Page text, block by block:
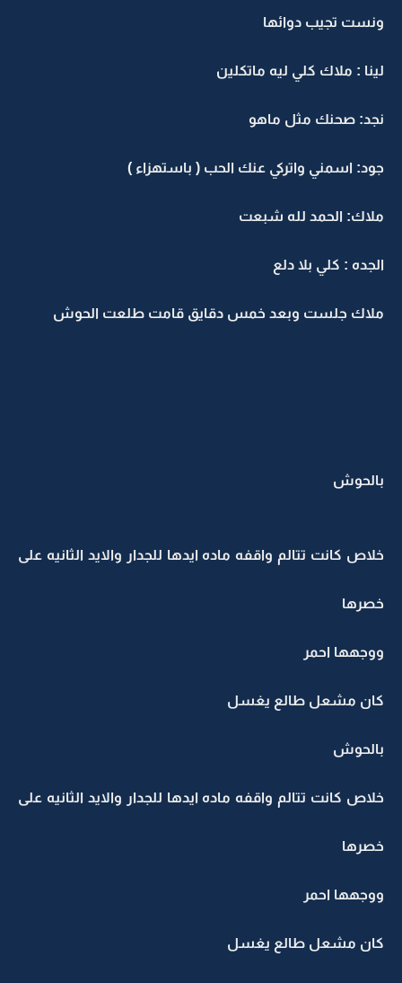
ونست تجيب دوائها
لينا : ملاك كلي ليه ماتكلين
نجد: صحنك مثل ماهو
جود: اسمني واتركي عنك الحب ( باستهزاء )
ملاك: الحمد لله شبعت
الجده : كلي بلا دلع
ملاك جلست وبعد خمس دقايق قامت طلعت الحوش
بالحوش
خلاص كانت تتالم واقفه ماده ايدها للجدار والايد الثانيه على
خصرها
ووجهها احمر
كان مشعل طالع يغسل
بالحوش
خلاص كانت تتالم واقفه ماده ايدها للجدار والايد الثانيه على
خصرها
ووجهها احمر
كان مشعل طالع يغسل